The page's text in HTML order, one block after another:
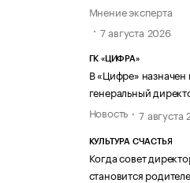
Мнение эксперта
7 августа 2026
ГК «ЦИФРА»
В «Цифре»
генеральный
Новость
7 августа
КУЛЬТУРА СЧАСТЬЯ
Когда совет
становится